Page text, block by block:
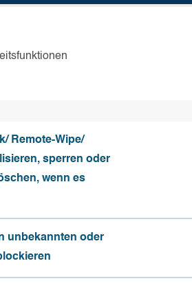
Remote-Wipe/
sperren oder
wenn es
unbekannten oder